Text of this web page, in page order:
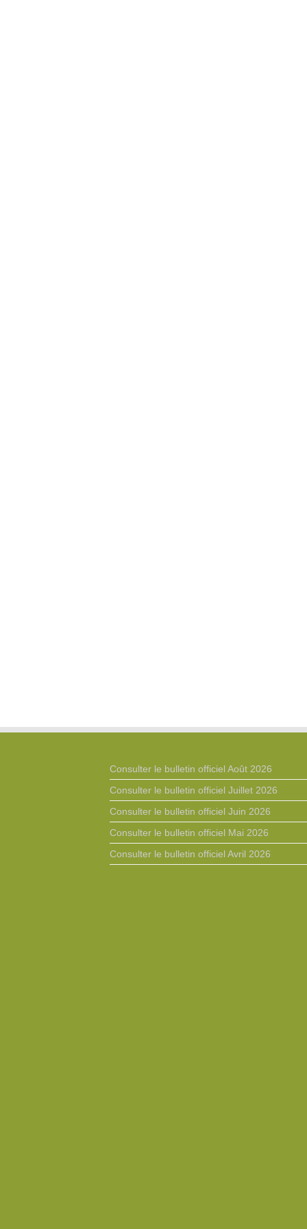
Consulter le bulletin officiel Août 2026
Consulter le bulletin officiel Juillet 2026
Consulter le bulletin officiel Juin 2026
Consulter le bulletin officiel Mai 2026
Consulter le bulletin officiel Avril 2026